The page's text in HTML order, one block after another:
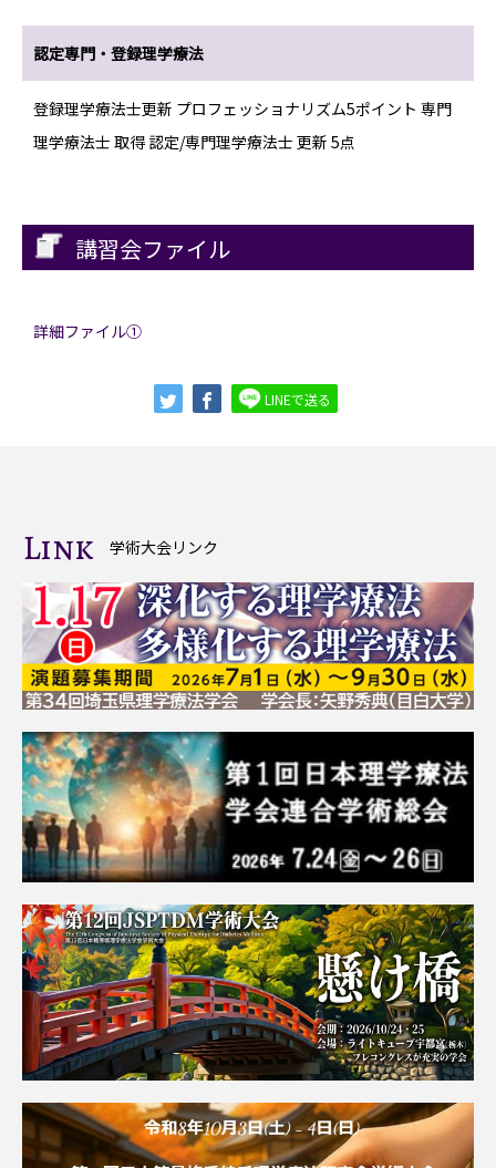
認定専門・登録理学療法
登録理学療法士更新 プロフェッショナリズム5ポイント 専門
理学療法士 取得 認定/専門理学療法士 更新 5点
講習会ファイル
詳細ファイル①
LINEで送る
Link 学術大会リンク